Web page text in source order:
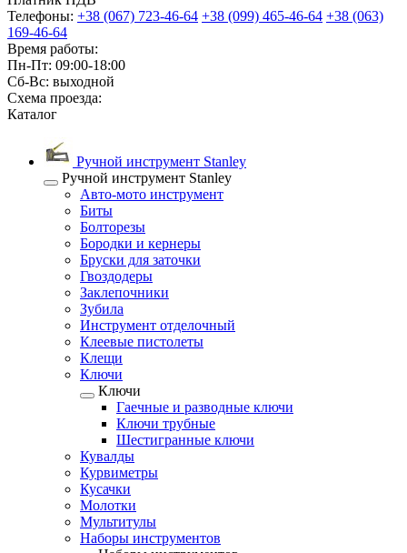
Телефоны: +38 (067) 723-46-64 +38 (099) 465-46-64 +38 (063)
169-46-64
Время работы:
Пн-Пт: 09:00-18:00
Сб-Вс: выходной
Схема проезда:
Каталог
Ручной инструмент Stanley
Ручной инструмент Stanley
Авто-мото инструмент
Биты
Болторезы
Бородки и кернеры
Бруски для заточки
Гвоздодеры
Заклепочники
Зубила
Инструмент отделочный
Клеевые пистолеты
Клещи
Ключи
Ключи
Гаечные и разводные ключи
Ключи трубные
Шестигранные ключи
Кувалды
Курвиметры
Кусачки
Молотки
Мультитулы
Наборы инструментов